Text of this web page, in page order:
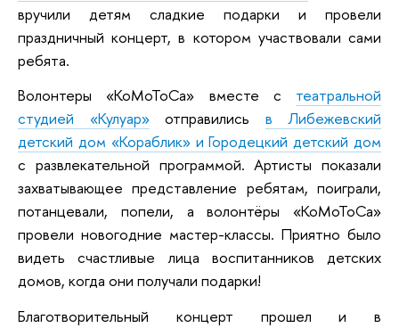
вручили детям сладкие подарки и провели
праздничный концерт, в котором участвовали сами
ребята.
Волонтеры «КоМоТоСа» вместе с театральной
студией «Кулуар»отправились в Либежевский
детский дом «Кораблик» и Городецкий детский дом
с развлекательной программой. Артисты показали
захватывающее представление ребятам, поиграли,
потанцевали, попели, а волонтёры «КоМоТоСа»
провели новогодние мастер-классы. Приятно было
видеть счастливые лица воспитанников детских
домов, когда они получали подарки!
Благотворительный концерт прошел и в